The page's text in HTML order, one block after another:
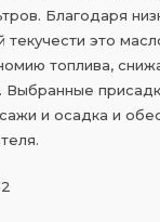
Благодаря
текучести это
топлива,
Выбранные
и осадка и